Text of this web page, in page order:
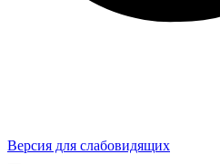
Версия для слабовидящих